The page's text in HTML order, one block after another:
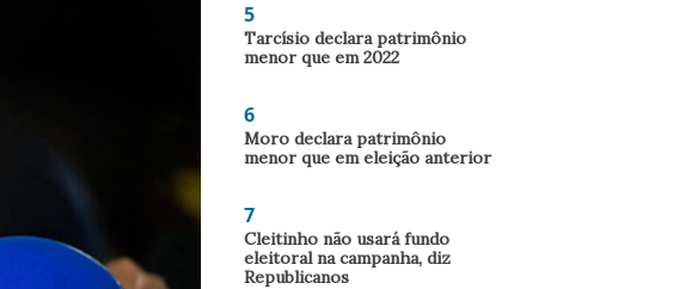
5
Tarcísio declara patrimônio
menor que em 2022
6
Moro declara patrimônio
menor que em eleição anterior
7
Cleitinho não usará fundo
eleitoral na campanha, diz
Republicanos